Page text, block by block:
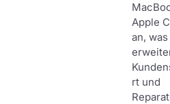
Apple
an, was
rt und